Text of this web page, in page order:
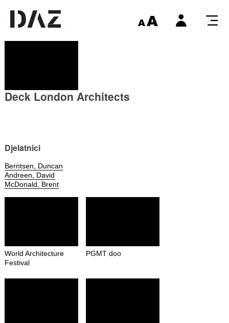
Deck London Architects
Djelatnici
Berntsen, Duncan
Andreen, David
McDonald, Brent
World Architecture
Festival
PGMT doo